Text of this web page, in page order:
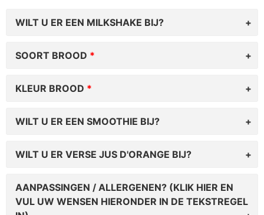
WILT U ER EEN MILKSHAKE BIJ?
SOORT BROOD
KLEUR BROOD
WILT U ER EEN SMOOTHIE BIJ?
WILT U ER VERSE JUS D'ORANGE BIJ?
AANPASSINGEN / ALLERGENEN? (KLIK HIER EN
VUL UW WENSEN HIERONDER IN DE TEKSTREGEL